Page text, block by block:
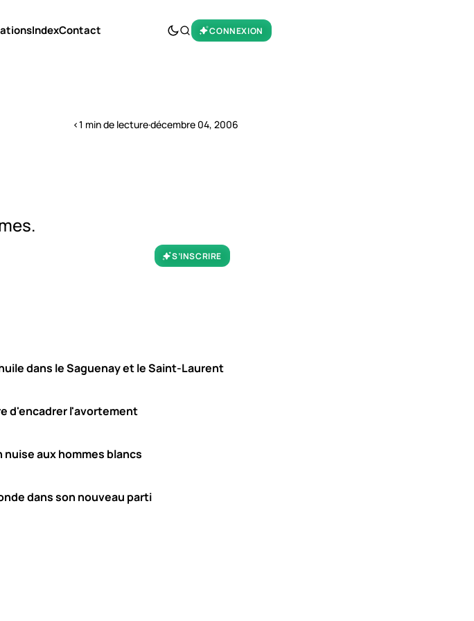
IndexContact CONNEXION
<1 min de lecture·décembre 04, 2006
S’INSCRIRE
dans le Saguenay et le Saint-Laurent
d'encadrer l'avortement
aux hommes blancs
dans son nouveau parti